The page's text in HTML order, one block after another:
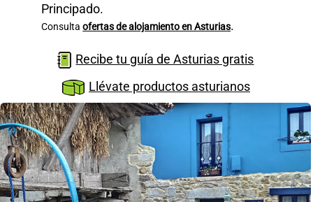
RESTAURANTES
TURISMO ACTIVO
TIENDA
AGENDA
OFERTAS
CONTACTO
Principado.
Consultaofertas de alojamiento en Asturias.
Recibe tu guía de Asturias gratis
Llévate productos asturianos